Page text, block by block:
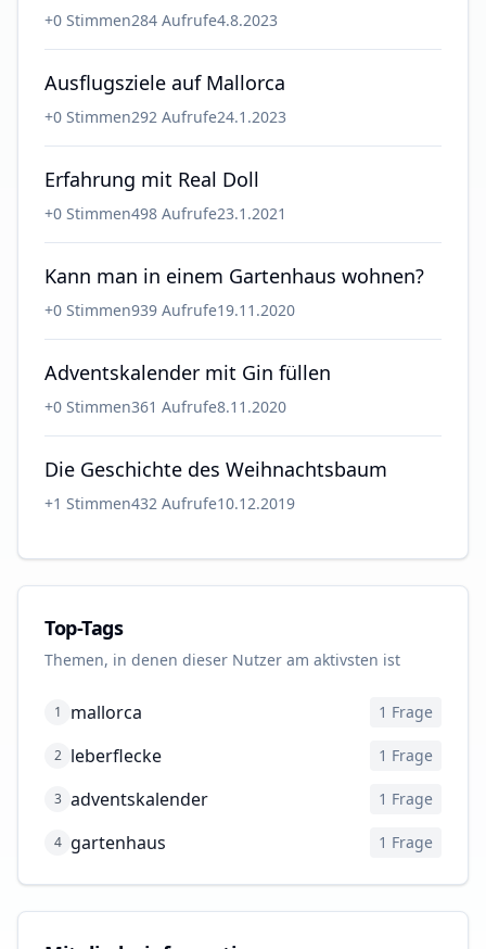
+0 Stimmen284 Aufrufe4.8.2023
Ausflugsziele auf Mallorca
+0 Stimmen292 Aufrufe24.1.2023
Erfahrung mit Real Doll
+0 Stimmen498 Aufrufe23.1.2021
Kann man in einem Gartenhaus wohnen?
+0 Stimmen939 Aufrufe19.11.2020
Adventskalender mit Gin füllen
+0 Stimmen361 Aufrufe8.11.2020
Die Geschichte des Weihnachtsbaum
+1 Stimmen432 Aufrufe10.12.2019
Top-Tags
Themen, in denen dieser Nutzer am aktivsten ist
1 mallorca 1 Frage
2 leberflecke 1 Frage
3 adventskalender 1 Frage
4 gartenhaus 1 Frage